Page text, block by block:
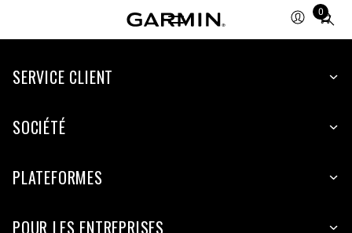
0
Total
SERVICE CLIENT
SOCIÉTÉ
PLATEFORMES
POUR LES ENTREPRISES